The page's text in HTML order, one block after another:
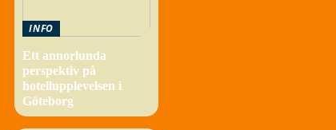
INFO
Ett annorlunda
perspektiv på
hotellupplevelsen i
Göteborg